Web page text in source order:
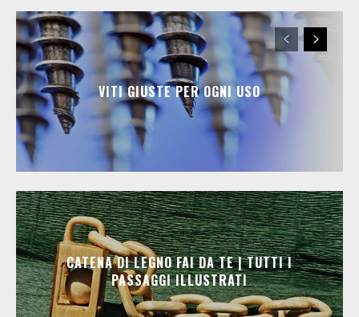
VITI GIUSTE PER OGNI USO
CATENA DI LEGNO FAI DA TE | TUTTI I
PASSAGGI ILLUSTRATI